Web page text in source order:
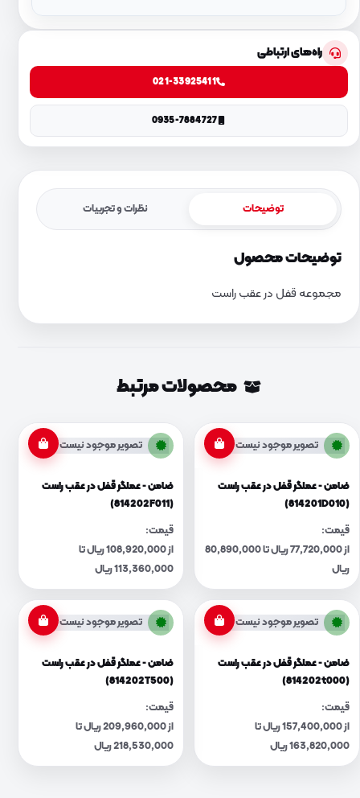
راه‌های ارتباطی
021-33925411
0935-7884727
توضیحات نظرات و تجربیات
توضیحات محصول
مجموعه قفل در عقب راست
محصولات مرتبط
تصویر موجود نیست
ضامن - عملگر قفل در عقب راست
(814201D010)
قیمت:
از 77,720,000 ریال تا 80,890,000
ریال
تصویر موجود نیست
ضامن - عملگر قفل در عقب راست
(814202F011)
قیمت:
از 108,920,000 ریال تا
113,360,000 ریال
تصویر موجود نیست
ضامن - عملگر قفل در عقب راست
(814202t000)
قیمت:
از 157,400,000 ریال تا
163,820,000 ریال
تصویر موجود نیست
ضامن - عملگر قفل در عقب راست
(814202T500)
قیمت:
از 209,960,000 ریال تا
218,530,000 ریال